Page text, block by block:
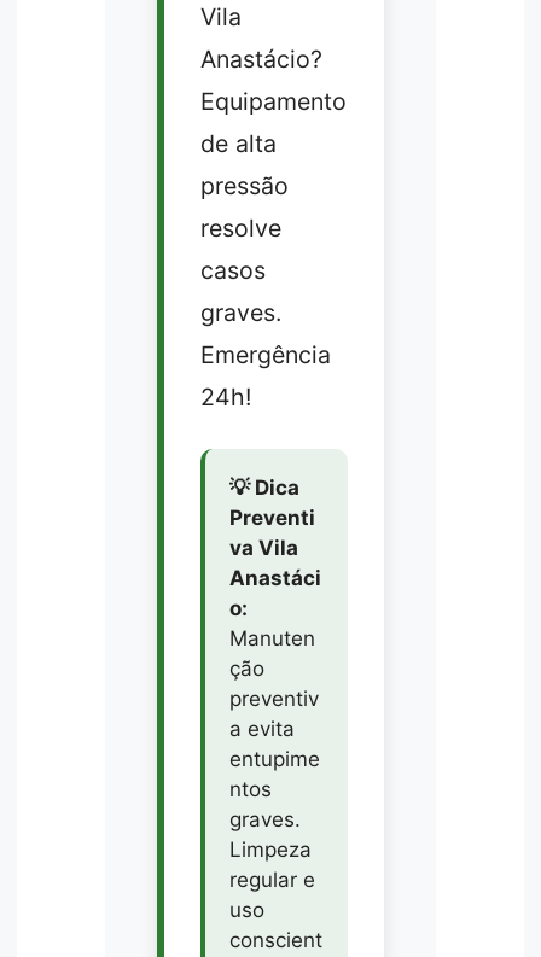
Vila
Anastácio?
Equipamento
de alta
pressão
resolve
casos
graves.
Emergência
24h!
💡 Dica
Preventi
va Vila
Anastáci
o:
Manuten
ção
preventiv
a evita
entupime
ntos
graves.
Limpeza
regular e
uso
conscient